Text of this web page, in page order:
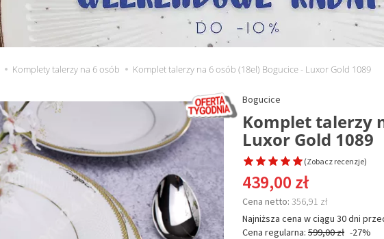
Komplety talerzy na 6 osób Komplet talerzy na 6 osób (18el) Bogucice - Luxor Gold 1089
Bogucice
Komplet talerzy
Luxor Gold 1089
(Zobacz recenzje)
439,00 zł
Cena netto: 356,91 zł
Najniższa cena w ciągu 30 dni
Cena regularna: 599,00 zł -27%